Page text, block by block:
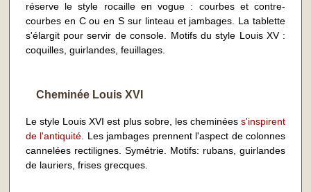
réserve le style rocaille en vogue : courbes et contre-
courbes en C ou en S sur linteau et jambages. La tablette
s'élargit pour servir de console. Motifs du style Louis XV :
coquilles, guirlandes, feuillages.
Cheminée Louis XVI
Le style Louis XVI est plus sobre, les cheminéess'inspirent
de l'antiquité. Les jambages prennent l'aspect de colonnes
cannelées rectilignes. Symétrie. Motifs: rubans, guirlandes
de lauriers, frises grecques.